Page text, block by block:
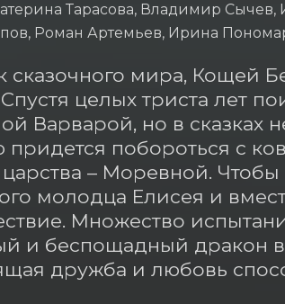
Тарасова, Владимир
Роман Артемьев, Ирина
сказочного мира, Кощей
целых триста лет
Варварой, но в сказках
придется побороться с
– Моревной.
молодца Елисея и
Множество
и беспощадный дракон
дружба и любовь